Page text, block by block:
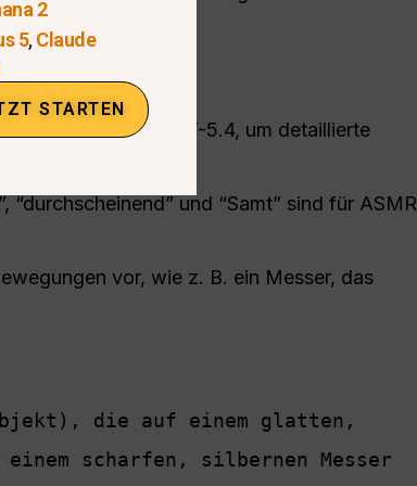
Claude 4.6 oder GPT-5.4, um detaillierte
und “Samt” sind für ASMR
vor, wie z. B. ein Messer, das
die auf einem glatten,
scharfen, silbernen Messer
2
5,Claude
STARTEN